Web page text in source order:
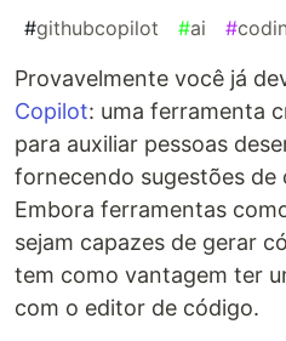
#githubcopilot #ai #
Provavelmente você já
Copilot: uma ferramenta
para auxiliar pessoas
fornecendo sugestões de
Embora ferramentas
sejam capazes de gerar
tem como vantagem ter
com o editor de código.